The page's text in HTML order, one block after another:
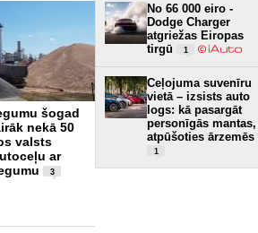
šogad
nekā 50
valsts
ar
3
Fotogalerija: Jaunais
Subaru Uncharted
3
No 66 000 eiro -
Dodge Charger
atgriežas Eiropas
tirgū
1
Ceļojuma suvenīru
vietā – izsists auto
logs: kā pasargāt
personīgās mantas,
atpūšoties ārzemēs
1